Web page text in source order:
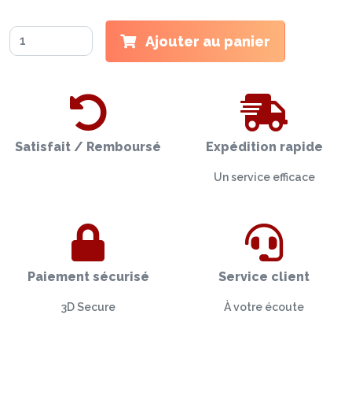
Ajouter au panier
Satisfait / Remboursé Expédition rapide
Un service efficace
Paiement sécurisé
3D Secure
Service client
À votre écoute